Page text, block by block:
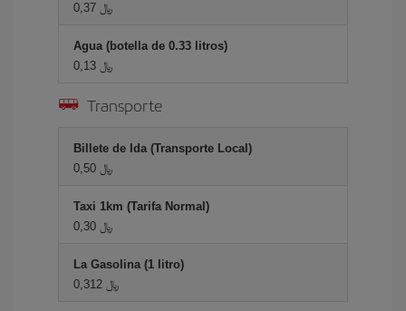
0,37 ﷼
Agua (botella de 0.33 litros)
0,13 ﷼
Transporte
Billete de Ida (Transporte Local)
0,50 ﷼
Taxi 1km (Tarifa Normal)
0,30 ﷼
La Gasolina (1 litro)
0,312 ﷼